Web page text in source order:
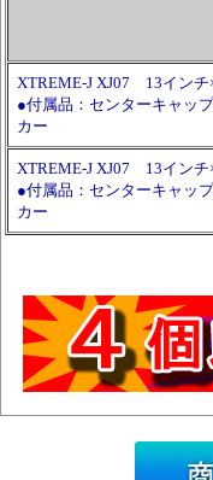
XTREME-J XJ07 13インチ
●付属品：センターキャ
カー
XTREME-J XJ07 13インチ
●付属品：センターキャ
カー